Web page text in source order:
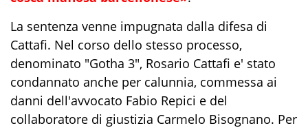
La sentenza venne impugnata dalla difesa di
Cattafi. Nel corso dello stesso processo,
denominato "Gotha 3", Rosario Cattafi e' stato
condannato anche per calunnia, commessa ai
danni dell'avvocato Fabio Repici e del
collaboratore di giustizia Carmelo Bisognano. Per